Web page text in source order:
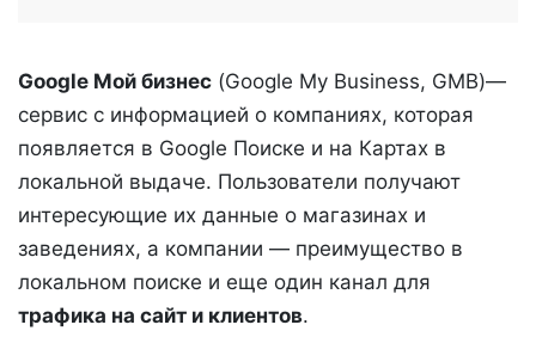
Google Мой бизнес (Google My Business, GMB)—
сервис с информацией о компаниях, которая
появляется в Google Поиске и на Картах в
локальной выдаче. Пользователи получают
интересующие их данные о магазинах и
заведениях, а компании — преимущество в
локальном поиске и еще один канал для
трафика на сайт и клиентов.